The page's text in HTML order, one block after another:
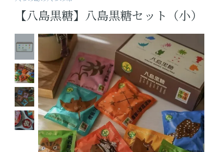
クラフト
OKINAWA the RYUKYU
ショッピングガイド
よみもの
【八島黒糖】八島黒糖セット（小）